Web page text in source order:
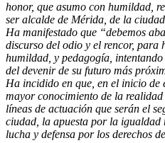
honor, que asumo con humildad,
ser alcalde de Mérida, de la
Ha manifestado que “debemos
discurso del odio y el rencor, para
humildad, y pedagogía,
del devenir de su futuro más
Ha incidido en que, en el inicio de
mayor conocimiento de la
líneas de actuación que serán el
ciudad, la apuesta por la igualdad
lucha y defensa por los derechos